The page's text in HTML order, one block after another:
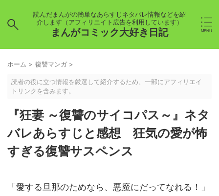
読んだまんがの簡単なあらすじネタバレ情報などを紹
介します（アフィリエイト広告を利用しています）
まんがコミック大好き日記
ホーム > 復讐マンガ >
読者の役に立つ情報を厳選して紹介するため、一部にアフィリエイ
トリンクを含みます。
『狂妻 ～復讐のサイコパス～』ネタ
バレあらすじと感想 狂気の愛が怖
すぎる復讐サスペンス
「愛する旦那のためなら、悪魔にだってなれる！」